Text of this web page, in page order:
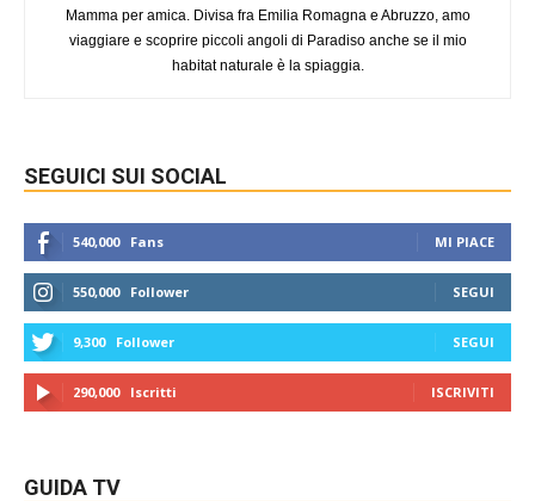
Mamma per amica. Divisa fra Emilia Romagna e Abruzzo, amo
viaggiare e scoprire piccoli angoli di Paradiso anche se il mio
habitat naturale è la spiaggia.
SEGUICI SUI SOCIAL
540,000 Fans MI PIACE
550,000 Follower SEGUI
9,300 Follower SEGUI
290,000 Iscritti ISCRIVITI
GUIDA TV